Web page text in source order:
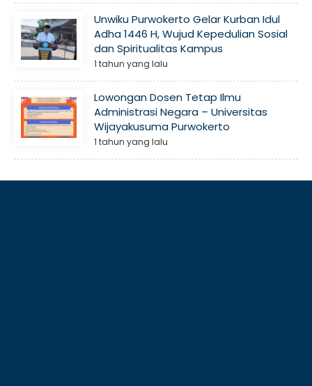
Unwiku Purwokerto Gelar Kurban Idul
Adha 1446 H, Wujud Kepedulian Sosial
dan Spiritualitas Kampus
1 tahun yang lalu
Lowongan Dosen Tetap Ilmu
Administrasi Negara – Universitas
Wijayakusuma Purwokerto
1 tahun yang lalu